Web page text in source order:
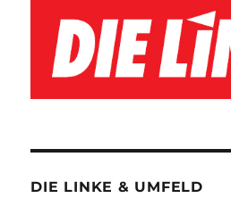
DIE LINKE & UMFELD